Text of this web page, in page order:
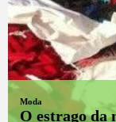
Moda
O estrago da